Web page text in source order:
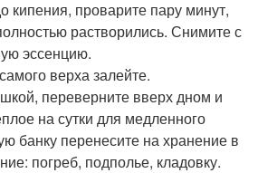
кипения, проварите пару минут,
растворились. Снимите с
эссенцию.
верха залейте.
переверните вверх дном и
на сутки для медленного
банку перенесите на хранение в
погреб, подполье, кладовку.